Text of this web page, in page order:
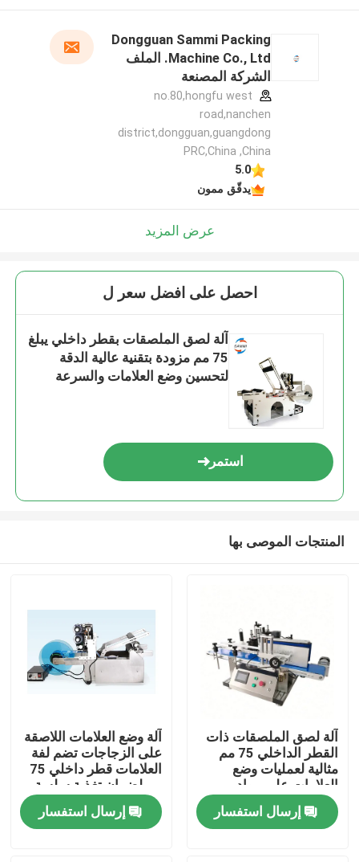
المنزل
المنتجات
Dongguan Sammi Packing
Machine Co., Ltd. الملف
الشركة المصنعة
no.80,hongfu west
road,nanchen
district,dongguan,guangdong
PRC,China ,China
5.0
يدقّق ممون
عرض المزيد
احصل على افضل سعر ل
آلة لصق الملصقات بقطر داخلي يبلغ
75 مم مزودة بتقنية عالية الدقة
لتحسين وضع العلامات والسرعة
استمر
المنتجات الموصى بها
آلة لصق الملصقات ذات
القطر الداخلي 75 مم
مثالية لعمليات وضع
العلامات على مواد
الملصقات اللاصقة
والتعبئة والتغليف
إرسال استفسار
آلة وضع العلامات اللاصقة
على الزجاجات تضم لفة
العلامات قطر داخلي 75
مم لضمان تغذية سلسة
والعلامات
إرسال استفسار